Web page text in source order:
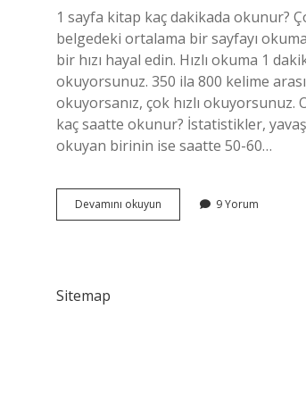
1 sayfa kitap kaç dakikada okunur?
belgedeki ortalama bir sayfayı
bir hızı hayal edin. Hızlı okuma 1
okuyorsunuz. 350 ila 800 kelime
okuyorsanız, çok hızlı okuyorsunuz.
kaç saatte okunur? İstatistikler,
okuyan birinin ise saatte 50-60…
Devamını okuyun
Okuma
9 Yorum
Sitemap